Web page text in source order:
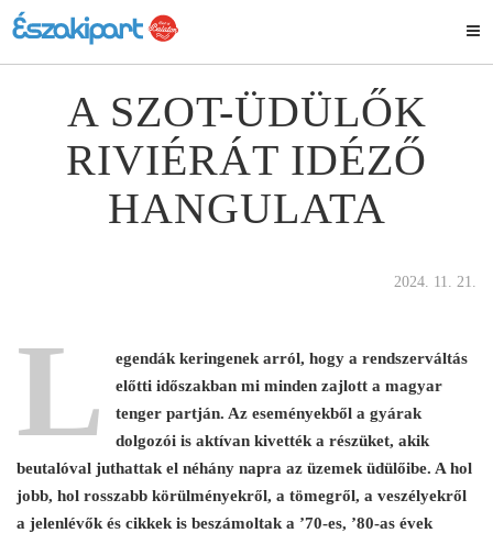
A SZOT-ÜDÜLŐK
RIVIÉRÁT IDÉZŐ
HANGULATA
2024. 11. 21.
L
egendák keringenek arról, hogy a rendszerváltás
előtti időszakban mi minden zajlott a magyar
tenger partján. Az eseményekből a gyárak
dolgozói is aktívan kivették a részüket, akik
beutalóval juthattak el néhány napra az üzemek üdülőibe. A hol
jobb, hol rosszabb körülményekről, a tömegről, a veszélyekről
a jelenlévők és cikkek is beszámoltak a ’70-es, ’80-as évek